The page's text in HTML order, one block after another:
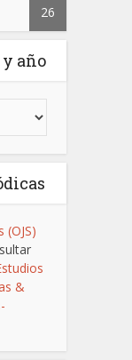
26
año
(OJS)
&